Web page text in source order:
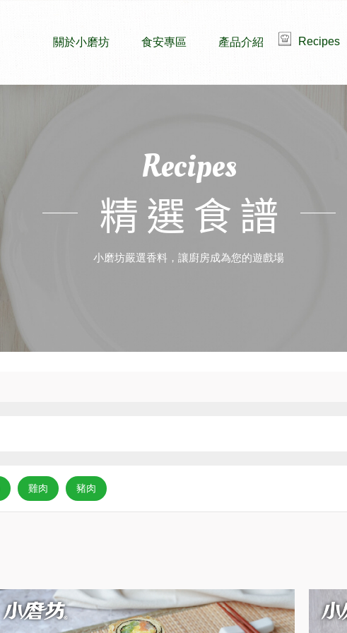
關於小磨坊 食安專區 產品介紹 Recipes
Recipes
精選食譜
小磨坊嚴選香料，讓廚房成為您的遊戲場
雞肉 豬肉